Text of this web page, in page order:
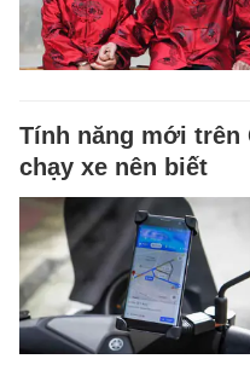
Tính năng mới trên
chạy xe nên biết